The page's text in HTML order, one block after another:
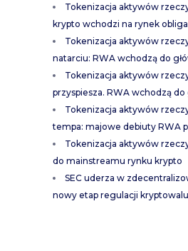
Tokenizacja aktywów
krypto wchodzi na rynek
Tokenizacja aktywów
natarciu: RWA wchodzą do
Tokenizacja aktywów
przyspiesza. RWA wchodzą
Tokenizacja aktywów
tempa: majowe debiuty RWA
Tokenizacja aktywów
do mainstreamu rynku krypto
SEC uderza w
nowy etap regulacji